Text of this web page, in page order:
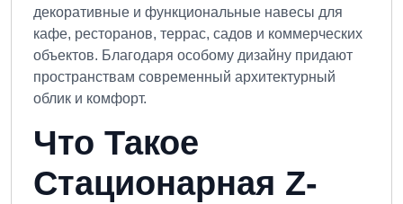
декоративные и функциональные навесы для
кафе, ресторанов, террас, садов и коммерческих
объектов. Благодаря особому дизайну придают
пространствам современный архитектурный
облик и комфорт.
Что Такое
Стационарная Z-